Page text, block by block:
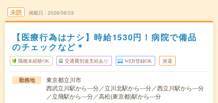
未読 掲載日 2026/08/03
【医療行為はナシ】時給1530円！病院で備品
のチェックなど＊
職種未経験OK 交通費別途支給あり WEB登録OK 派遣
勤務地
東京都立川市
西武立川駅から---分／立川北駅から---分／西立川駅から---分
／立飛駅から---分／高松(東京都)駅から---分